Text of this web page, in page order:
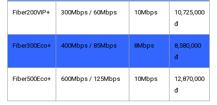
Fiber200VIP+ 300Mbps / 60Mbps 10Mbps
10,725,000
đ
Fiber300Eco+ 400Mbps / 85Mbps 8Mbps
8,580,000
đ
Fiber500Eco+ 600Mbps / 125Mbps 10Mbps
12,870,000
đ